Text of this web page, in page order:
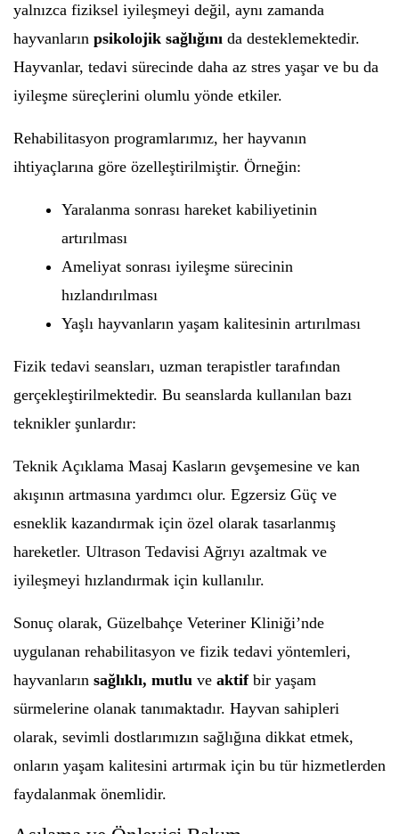
yalnızca fiziksel iyileşmeyi değil, aynı zamanda
hayvanların psikolojik sağlığını da desteklemektedir.
Hayvanlar, tedavi sürecinde daha az stres yaşar ve bu da
iyileşme süreçlerini olumlu yönde etkiler.
Rehabilitasyon programlarımız, her hayvanın
ihtiyaçlarına göre özelleştirilmiştir. Örneğin:
Yaralanma sonrası hareket kabiliyetinin
artırılması
Ameliyat sonrası iyileşme sürecinin
hızlandırılması
Yaşlı hayvanların yaşam kalitesinin artırılması
Fizik tedavi seansları, uzman terapistler tarafından
gerçekleştirilmektedir. Bu seanslarda kullanılan bazı
teknikler şunlardır:
Teknik Açıklama Masaj Kasların gevşemesine ve kan
akışının artmasına yardımcı olur. Egzersiz Güç ve
esneklik kazandırmak için özel olarak tasarlanmış
hareketler. Ultrason Tedavisi Ağrıyı azaltmak ve
iyileşmeyi hızlandırmak için kullanılır.
Sonuç olarak, Güzelbahçe Veteriner Kliniği’nde
uygulanan rehabilitasyon ve fizik tedavi yöntemleri,
hayvanların sağlıklı, mutlu ve aktifbir yaşam
sürmelerine olanak tanımaktadır. Hayvan sahipleri
olarak, sevimli dostlarımızın sağlığına dikkat etmek,
onların yaşam kalitesini artırmak için bu tür hizmetlerden
faydalanmak önemlidir.